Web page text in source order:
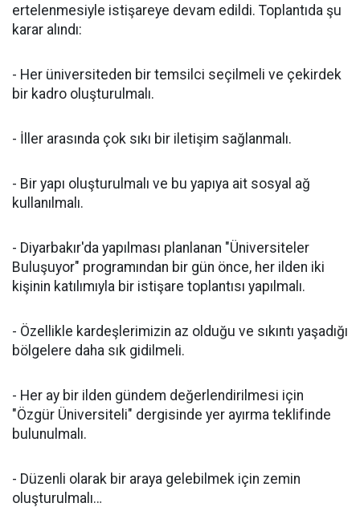
ertelenmesiyle istişareye devam edildi. Toplantıda şu
karar alındı:
- Her üniversiteden bir temsilci seçilmeli ve çekirdek
bir kadro oluşturulmalı.
- İller arasında çok sıkı bir iletişim sağlanmalı.
- Bir yapı oluşturulmalı ve bu yapıya ait sosyal ağ
kullanılmalı.
- Diyarbakır'da yapılması planlanan "Üniversiteler
Buluşuyor" programından bir gün önce, her ilden iki
kişinin katılımıyla bir istişare toplantısı yapılmalı.
- Özellikle kardeşlerimizin az olduğu ve sıkıntı yaşadığı
bölgelere daha sık gidilmeli.
- Her ay bir ilden gündem değerlendirilmesi için
"Özgür Üniversiteli" dergisinde yer ayırma teklifinde
bulunulmalı.
- Düzenli olarak bir araya gelebilmek için zemin
oluşturulmalı…